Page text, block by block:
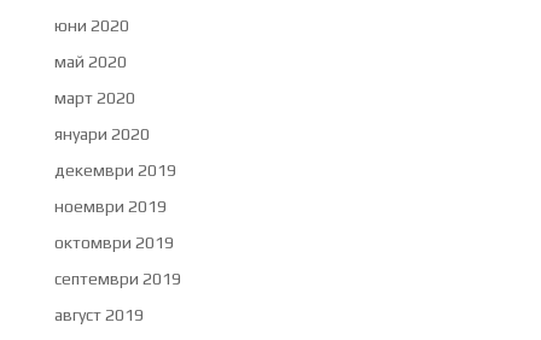
юни 2020
май 2020
март 2020
януари 2020
декември 2019
ноември 2019
октомври 2019
септември 2019
август 2019